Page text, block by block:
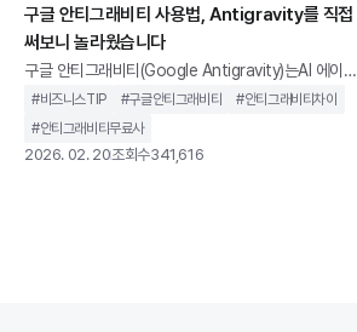
까지 읽어보시면 채용 검증 과정에서 무엇을 확인해야
하는지 판단 기준을 세우는 데 도움이 되실 겁니다.채용
검증 핵
구글 안티그래비티 사용법, Antigravity를 직접
써보니 놀라웠습니다
구글 안티그래비티(Google Antigravity)는AI 에이전
트를 중심으로 설계된 통합 개발 환경을 말합니다. 단순
히 코드 자동완성을 제공하는 도구가 아니라,개발 작업
을 계획하고 실행까지 이어가는 구조를 지향합니다.기
#비즈니스TIP #구글안티그래비티 #안티그래비티차이
#안티그래비티무료사
2026. 02. 20조회수341,616